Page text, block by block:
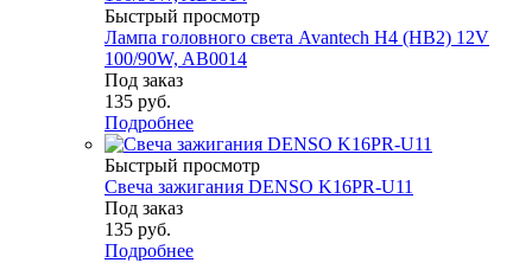
Быстрый просмотр
Лампа головного света Avantech H4 (HB2) 12V
100/90W, AB0014
Под заказ
135 руб.
Подробнее
Быстрый просмотр
Свеча зажигания DENSO K16PR-U11
Под заказ
135 руб.
Подробнее